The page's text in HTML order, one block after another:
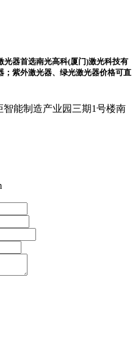
器首选南光高科(厦门)激光科技有
；紫外激光器、绿光激光器价格可直
能制造产业园三期1号楼南